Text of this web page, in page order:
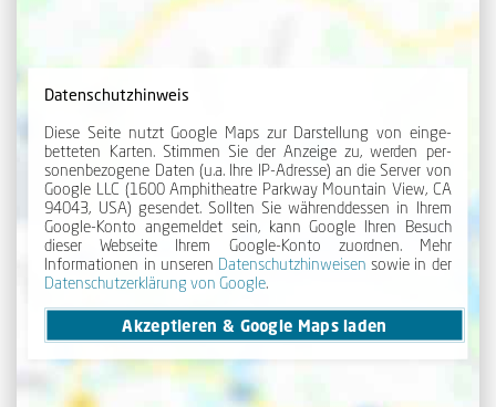
Datenschutzhinweis
Diese Seite nutzt Google Maps zur Dar­stellung von ein­ge­
betteten Karten. Stimmen Sie der An­zeige zu, werden per­
sonen­be­zogene Daten (u.a. Ihre IP-Adresse) an die Server von
Google LLC (1600 Amphi­theatre Park­way Mount­ain View, CA
94043, USA) gesendet. Sollten Sie während­dessen in Ihrem
Google-Konto angemeldet sein, kann Google Ihren Besuch
dieser Webseite Ihrem Google-Konto zuordnen. Mehr
Informationen in unseren Daten­schutz­hinweisen sowie in der
Daten­schutz­erklärung von Google.
Akzeptieren & Google Maps laden